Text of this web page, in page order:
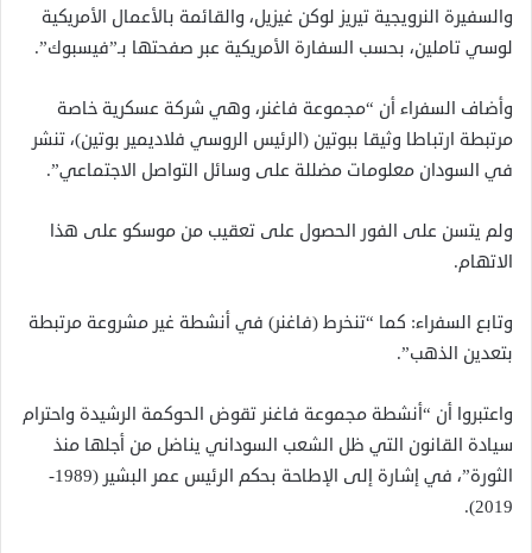
والسفيرة النرويجية تيريز لوكن غيزيل، والقائمة بالأعمال الأمريكية
لوسي تاملين، بحسب السفارة الأمريكية عبر صفحتها بـ”فيسبوك”.
وأضاف السفراء أن “مجموعة فاغنر، وهي شركة عسكرية خاصة
مرتبطة ارتباطا وثيقا ببوتين (الرئيس الروسي فلاديمير بوتين)، تنشر
في السودان معلومات مضللة على وسائل التواصل الاجتماعي”.
ولم يتسن على الفور الحصول على تعقيب من موسكو على هذا
الاتهام.
وتابع السفراء: كما “تنخرط (فاغنر) في أنشطة غير مشروعة مرتبطة
بتعدين الذهب”.
واعتبروا أن “أنشطة مجموعة فاغنر تقوض الحوكمة الرشيدة واحترام
سيادة القانون التي ظل الشعب السوداني يناضل من أجلها منذ
الثورة”، في إشارة إلى الإطاحة بحكم الرئيس عمر البشير (1989-
2019).